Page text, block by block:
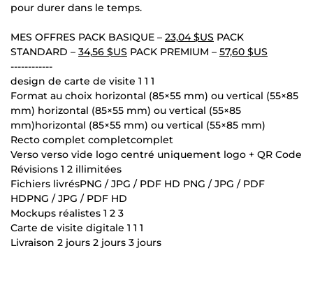
pour durer dans le temps.
MES OFFRES PACK BASIQUE – 23,04 $US PACK
STANDARD – 34,56 $US PACK PREMIUM – 57,60 $US
------------
design de carte de visite 1 1 1
Format au choix horizontal (85×55 mm) ou vertical (55×85
mm) horizontal (85×55 mm) ou vertical (55×85
mm)horizontal (85×55 mm) ou vertical (55×85 mm)
Recto complet completcomplet
Verso verso vide logo centré uniquement logo + QR Code
Révisions 1 2 illimitées
Fichiers livrésPNG / JPG / PDF HD PNG / JPG / PDF
HDPNG / JPG / PDF HD
Mockups réalistes 1 2 3
Carte de visite digitale 1 1 1
Livraison 2 jours 2 jours 3 jours